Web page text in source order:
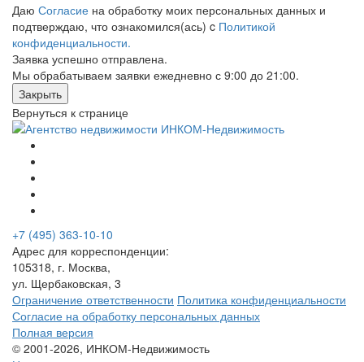
Даю Согласие на обработку моих персональных данных и
подтверждаю, что ознакомился(ась) c Политикой
конфиденциальности.
Заявка успешно отправлена.
Мы обрабатываем заявки ежедневно с 9:00 до 21:00.
Закрыть
Вернуться к странице
+7 (495) 363-10-10
Адрес для корреспонденции:
105318, г. Москва,
ул. Щербаковская, 3
Ограничение ответственности Политика конфиденциальности
Согласие на обработку персональных данных
Полная версия
© 2001-2026, ИНКОМ-Недвижимость